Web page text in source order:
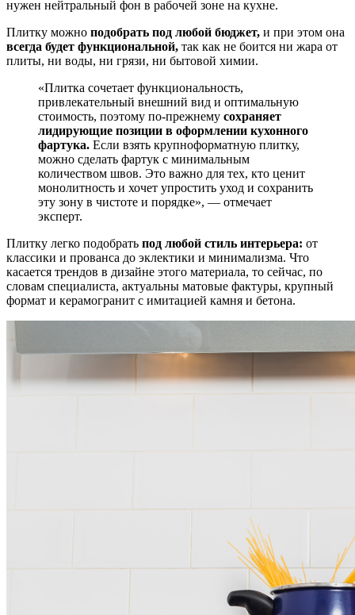
нужен нейтральный фон в рабочей зоне на кухне.
Плитку можно подобрать под любой бюджет, и при этом она
всегда будет функциональной, так как не боится ни жара от
плиты, ни воды, ни грязи, ни бытовой химии.
«Плитка сочетает функциональность,
привлекательный внешний вид и оптимальную
стоимость, поэтому по-прежнему сохраняет
лидирующие позиции в оформлении кухонного
фартука. Если взять крупноформатную плитку,
можно сделать фартук с минимальным
количеством швов. Это важно для тех, кто ценит
монолитность и хочет упростить уход и сохранить
эту зону в чистоте и порядке», — отмечает
эксперт.
Плитку легко подобрать под любой стиль интерьера: от
классики и прованса до эклектики и минимализма. Что
касается трендов в дизайне этого материала, то сейчас, по
словам специалиста, актуальны матовые фактуры, крупный
формат и керамогранит с имитацией камня и бетона.